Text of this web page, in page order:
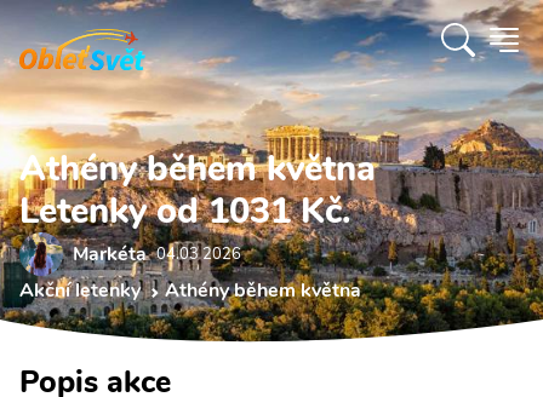
Athény během května
Letenky od 1031 Kč.
Markéta 04.03 2026
Akční letenky Athény během května
Popis akce